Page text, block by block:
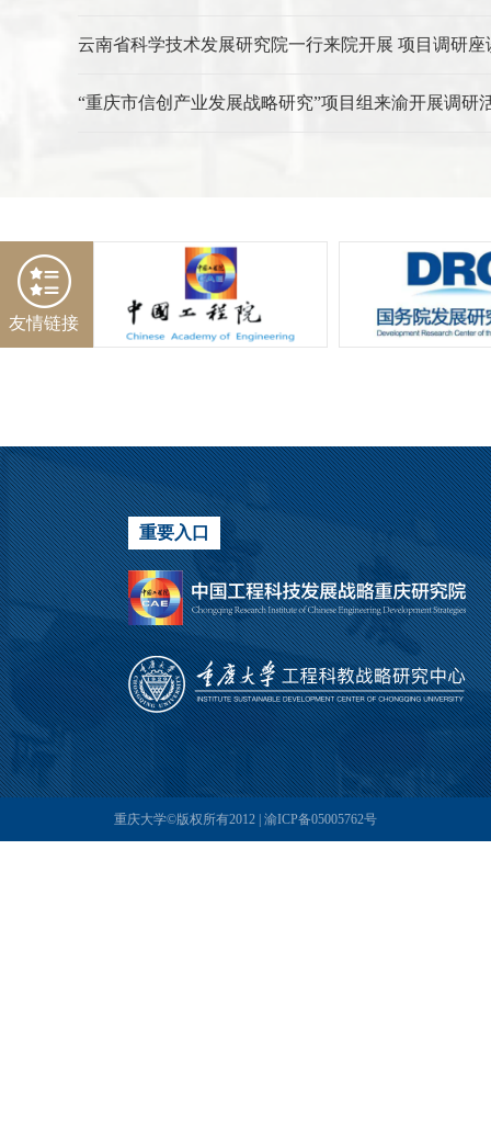
云南省科学技术发展研究院一行来院开展 项目调研座
“重庆市信创产业发展战略研究”项目组来渝开展调研
友情链接
重要入口
重庆大学©版权所有2012 | 渝ICP备05005762号